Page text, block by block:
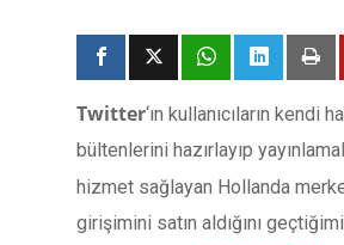
Twitter‘ın kullanıcıların kendi
bültenlerini hazırlayıp
hizmet sağlayan Hollanda
girişimini satın aldığını